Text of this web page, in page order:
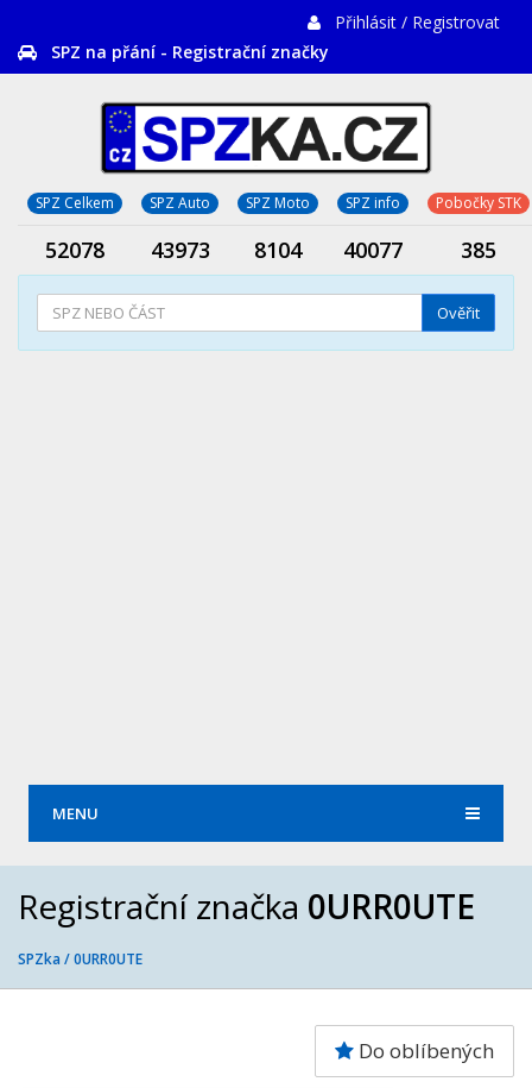
Přihlásit / Registrovat
SPZ na přání - Registrační značky
SPZ Celkem SPZ Auto SPZ Moto SPZ info Pobočky STK
52078 43973 8104 40077 385
Ověřit
MENU
Registrační značka 0URR0UTE
SPZka /0URR0UTE
Do oblíbených